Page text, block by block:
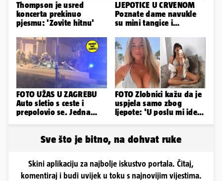
Thompson je usred
koncerta prekinuo
pjesmu: 'Zovite hitnu'
LJEPOTICE U CRVENOM
Poznate dame navukle
su mini tangice i
obline
FOTO UŽAS U ZAGREBU
Auto sletio s ceste i
prepolovio se. Jedna
FOTO Zlobnici kažu da je
uspjela samo zbog
ljepote: 'U poslu mi ide
Sve što je bitno, na dohvat ruke
Skini aplikaciju za najbolje iskustvo portala. Čitaj,
komentiraj i budi uvijek u toku s najnovijim vijestima.